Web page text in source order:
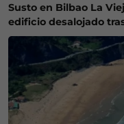
Susto en Bilbao La
edificio desalojado